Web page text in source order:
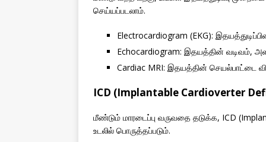
செய்யப்படலாம்.
Electrocardiogram (EKG):
Echocardiogram: இதயத்தின் வடிவம்,
Cardiac MRI: இதயத்தின் செயல்பாட்டை
ICD (Implantable Cardioverter
மீண்டும் மாரடைப்பு வருவதை தடுக்க, ICD
உடலில் பொருத்தப்படும்.